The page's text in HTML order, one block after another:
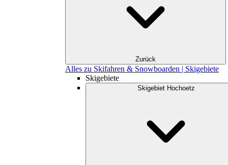
Zurück
Alles zu Skifahren & Snowboarden | Skigebiete
Skigebiete
Skigebiet Hochoetz